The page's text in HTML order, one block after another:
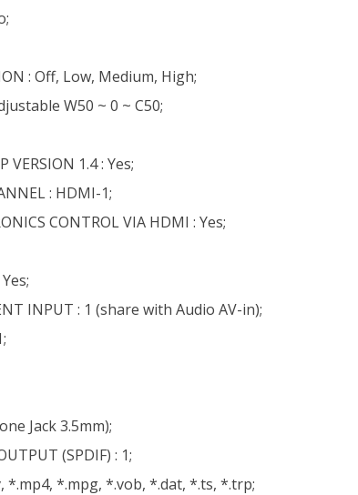
: Off, Low, Medium, High;
W50 ~ 0 ~ C50;
VERSION 1.4 : Yes;
: HDMI-1;
CONTROL VIA HDMI : Yes;
INPUT : 1 (share with Audio AV-in);
Jack 3.5mm);
(SPDIF) : 1;
*.mp4, *.mpg, *.vob, *.dat, *.ts, *.trp;